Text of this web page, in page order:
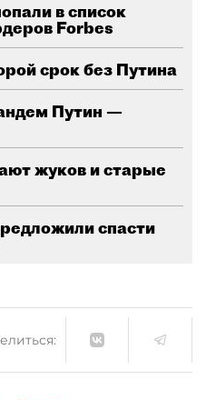
в список
Forbes
срок без Путина
Путин —
жуков и старые
спасти